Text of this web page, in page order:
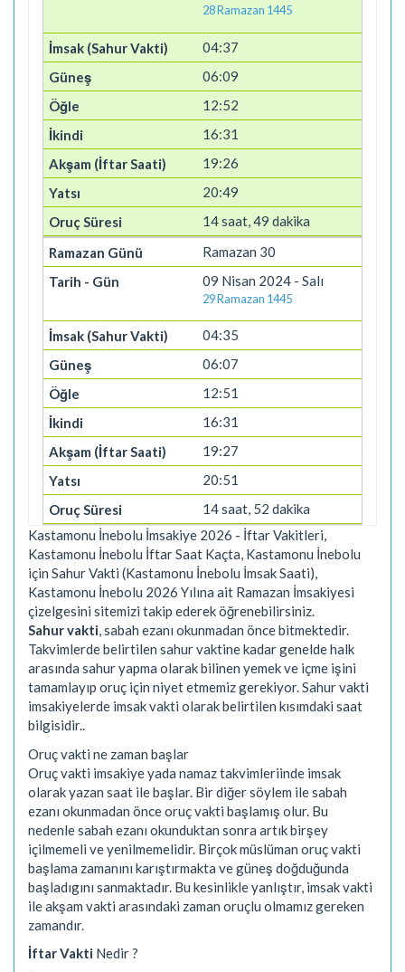
28 Ramazan 1445
04:37
06:09
12:52
16:31
19:26
20:49
14 saat, 49 dakika
Ramazan 30
09 Nisan 2024 - Salı
29 Ramazan 1445
04:35
06:07
12:51
16:31
19:27
20:51
14 saat, 52 dakika
Kastamonu İnebolu İmsakiye 2026 - İftar Vakitleri,
Kastamonu İnebolu İftar Saat Kaçta, Kastamonu İnebolu
için Sahur Vakti (Kastamonu İnebolu İmsak Saati),
Kastamonu İnebolu 2026 Yılına ait Ramazan İmsakiyesi
çizelgesini sitemizi takip ederek öğrenebilirsiniz.
Sahur vakti, sabah ezanı okunmadan önce bitmektedir.
Takvimlerde belirtilen sahur vaktine kadar genelde halk
arasında sahur yapma olarak bilinen yemek ve içme işini
tamamlayıp oruç için niyet etmemiz gerekiyor. Sahur vakti
imsakiyelerde imsak vakti olarak belirtilen kısımdaki saat
bilgisidir..
Oruç vakti ne zaman başlar
Oruç vakti imsakiye yada namaz takvimleriinde imsak
olarak yazan saat ile başlar. Bir diğer söylem ile sabah
ezanı okunmadan önce oruç vakti başlamış olur. Bu
nedenle sabah ezanı okunduktan sonra artık birşey
içilmemeli ve yenilmemelidir. Birçok müslüman oruç vakti
başlama zamanını karıştırmakta ve güneş doğduğunda
başladıgını sanmaktadır. Bu kesinlikle yanlıştır, imsak vakti
ile akşam vakti arasındaki zaman oruçlu olmamız gereken
zamandır.
İftar Vakti Nedir ?